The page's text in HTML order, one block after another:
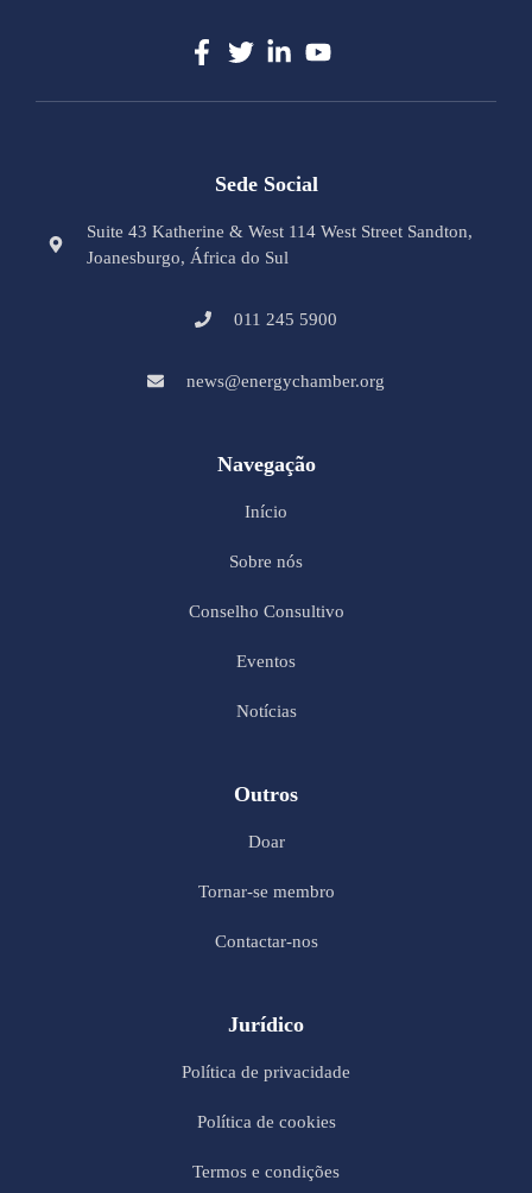
Sede Social
Suite 43 Katherine & West 114 West Street Sandton,
Joanesburgo, África do Sul
011 245 5900
news@energychamber.org
Navegação
Início
Sobre nós
Conselho Consultivo
Eventos
Notícias
Outros
Doar
Tornar-se membro
Contactar-nos
Jurídico
Política de privacidade
Política de cookies
Termos e condições